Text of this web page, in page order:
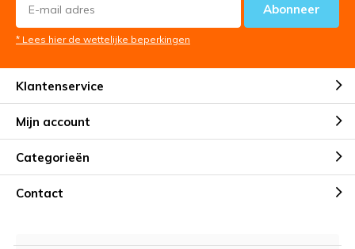
Abonneer
* Lees hier de wettelijke beperkingen
Klantenservice
Mijn account
Categorieën
Contact